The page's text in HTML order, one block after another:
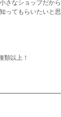
なショップだか
ってもらいたいと
以上！